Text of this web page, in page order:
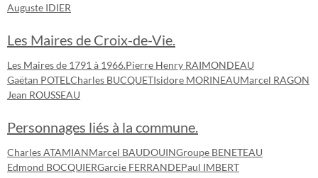
Auguste IDIER
Les Maires de Croix-de-Vie.
Les Maires de 1791 à 1966.Pierre Henry RAIMONDEAU
Gaëtan POTEL Charles BUCQUETIsidore MORINEAUMarcel RAGON
Jean ROUSSEAU
Personnages liés à la commune.
Charles ATAMIANMarcel BAUDOUINGroupe BENETEAU
Edmond BOCQUIERGarcie FERRANDEPaul IMBERT